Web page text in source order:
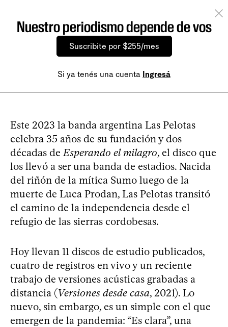
Nuestro periodismo depende de vos
Suscribite por $255/mes
Si ya tenés una cuenta Ingresá
Este 2023 la banda argentina Las Pelotas
celebra 35 años de su fundación y dos
décadas de Esperando el milagro, el disco que
los llevó a ser una banda de estadios. Nacida
del riñón de la mítica Sumo luego de la
muerte de Luca Prodan, Las Pelotas transitó
el camino de la independencia desde el
refugio de las sierras cordobesas.
Hoy llevan 11 discos de estudio publicados,
cuatro de registros en vivo y un reciente
trabajo de versiones acústicas grabadas a
distancia (Versiones desde casa, 2021). Lo
nuevo, sin embargo, es un simple con el que
emergen de la pandemia: “Es clara”, una